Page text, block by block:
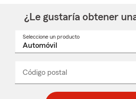
¿Le gustaría obtener
Seleccione un producto
desplegable
Código postal
_____